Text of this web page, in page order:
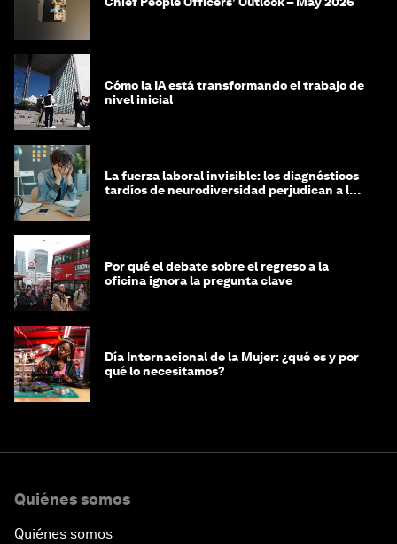
Cómo la IA está transformando el trabajo de
nivel inicial
La fuerza laboral invisible: los diagnósticos
tardíos de neurodiversidad perjudican a las
Por qué el debate sobre el regreso a la
oficina ignora la pregunta clave
Día Internacional de la Mujer: ¿qué es y por
qué lo necesitamos?
Quiénes somos
Quiénes somos